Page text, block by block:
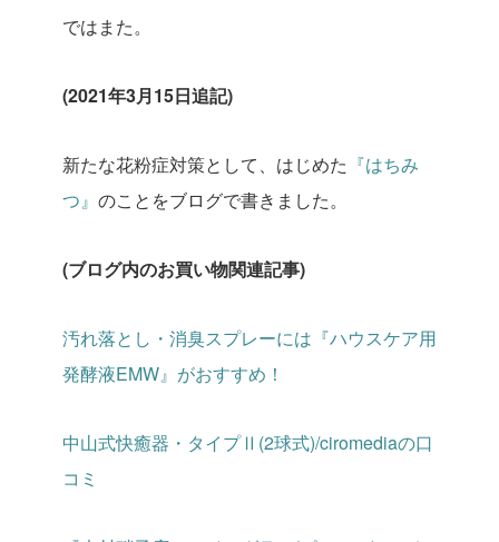
ではまた。
(2021年3月15日追記)
新たな花粉症対策として、はじめた 『はちみ
つ』 のことをブログで書きました。
(ブログ内のお買い物関連記事)
汚れ落とし・消臭スプレーには『ハウスケア用
発酵液EMW』がおすすめ！
中山式快癒器・タイプⅡ(2球式)/ciromediaの口
コミ